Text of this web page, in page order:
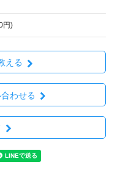
円)
える
わせる